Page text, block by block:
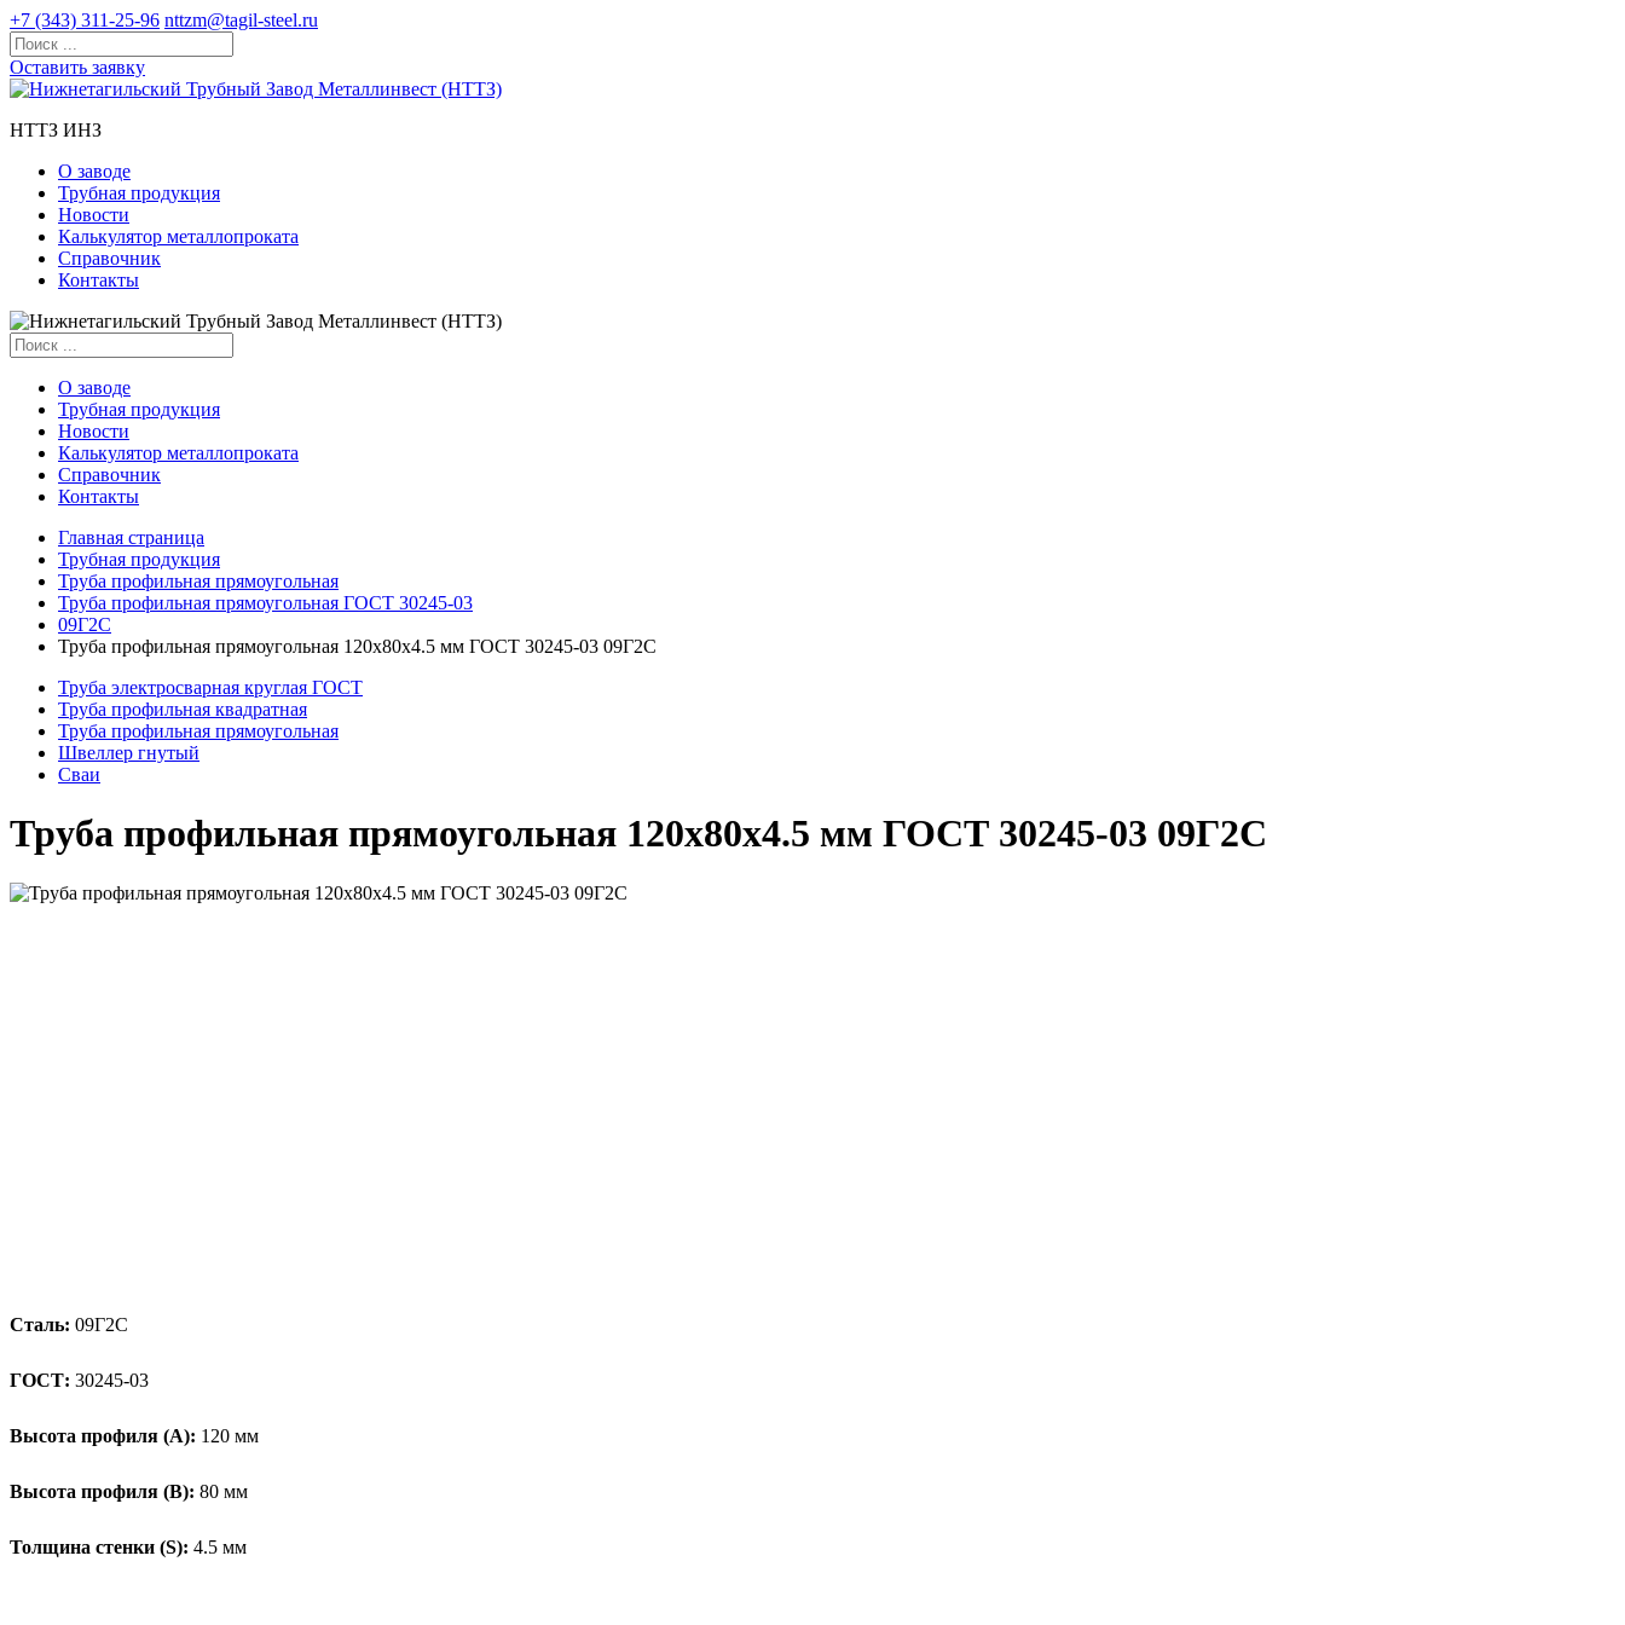
+7 (343) 311-25-96 nttzm@tagil-steel.ru
Оставить заявку
НТТЗ ИНЗ
О заводе
Трубная продукция
Новости
Калькулятор металлопроката
Справочник
Контакты
О заводе
Трубная продукция
Новости
Калькулятор металлопроката
Справочник
Контакты
Главная страница
Трубная продукция
Труба профильная прямоугольная
Труба профильная прямоугольная ГОСТ 30245-03
09Г2С
Труба профильная прямоугольная 120x80x4.5 мм ГОСТ 30245-03 09Г2С
Труба электросварная круглая ГОСТ
Труба профильная квадратная
Труба профильная прямоугольная
Швеллер гнутый
Сваи
Труба профильная прямоугольная 120x80x4.5 мм ГОСТ 30245-03 09Г2С
Сталь: 09Г2С
ГОСТ: 30245-03
Высота профиля (А): 120 мм
Высота профиля (B): 80 мм
Толщина стенки (S): 4.5 мм